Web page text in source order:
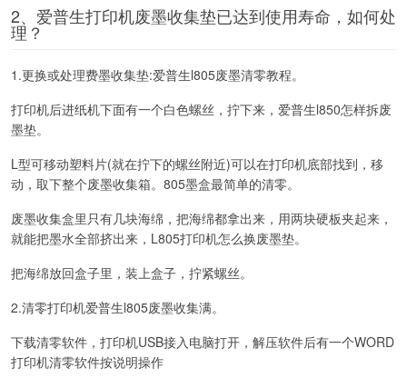
2、爱普生打印机废墨收集垫已达到使用寿命，如何处
理？
1.更换或处理费墨收集垫:爱普生l805废墨清零教程。
打印机后进纸机下面有一个白色螺丝，拧下来，爱普生l850怎样拆废
墨垫。
L型可移动塑料片(就在拧下的螺丝附近)可以在打印机底部找到，移
动，取下整个废墨收集箱。805墨盒最简单的清零。
废墨收集盒里只有几块海绵，把海绵都拿出来，用两块硬板夹起来，
就能把墨水全部挤出来，L805打印机怎么换废墨垫。
把海绵放回盒子里，装上盒子，拧紧螺丝。
2.清零打印机爱普生l805废墨收集满。
下载清零软件，打印机USB接入电脑打开，解压软件后有一个WORD
打印机清零软件按说明操作